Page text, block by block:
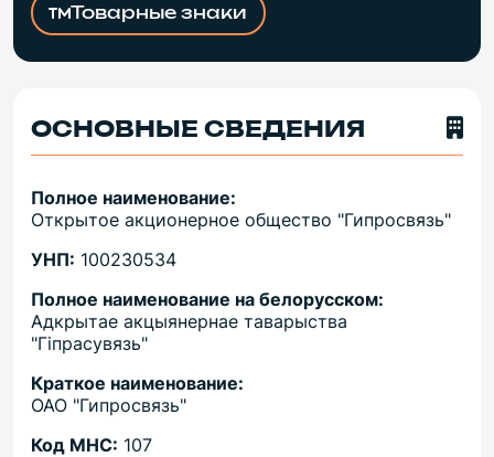
Товарные знаки
ОСНОВНЫЕ СВЕДЕНИЯ
Полное наименование:
Открытое акционерное общество "Гипросвязь"
УНП: 100230534
Полное наименование на белорусском:
Адкрытае акцыянернае таварыства
"Гіпрасувязь"
Краткое наименование:
ОАО "Гипросвязь"
Код МНС: 107